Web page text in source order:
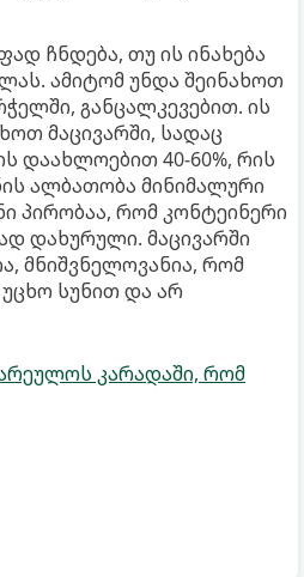
ჩნდება, თუ ის ინახება
ამიტომ უნდა შეინახოთ
განცალკევებით. ის
მაცივარში, სადაც
დაახლოებით 40-60%, რის
ალბათობა მინიმალური
პირობაა, რომ კონტეინერი
დახურული. მაცივარში
მნიშვნელოვანია, რომ
სუნით და არ
კარადაში, რომ